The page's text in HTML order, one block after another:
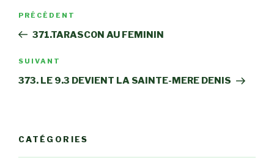
Navigation
l’article
Article
précédent
PRÉCÉDENT
371.TARASCON AU FEMININ
Article
suivant
SUIVANT
373. LE 9.3 DEVIENT LA SAINTE-MERE DENIS
CATÉGORIES